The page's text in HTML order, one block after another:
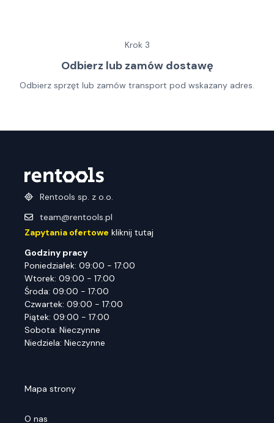
Krok 3
Odbierz lub zamów dostawę
Odbierz sprzęt lub zamów transport pod wskazany adres.
Rentools sp. z o.o.
team@rentools.pl
Zapytania ofertowe kliknij tutaj
Godziny pracy
Poniedziałek: 09:00 - 17:00
Wtorek: 09:00 - 17:00
Środa: 09:00 - 17:00
Czwartek: 09:00 - 17:00
Piątek: 09:00 - 17:00
Sobota: Nieczynne
Niedziela: Nieczynne
Mapa strony
O nas